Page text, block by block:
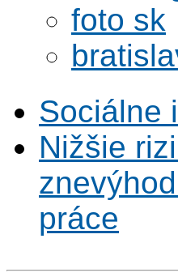
foto sk
Sociálne
Nižšie
práce